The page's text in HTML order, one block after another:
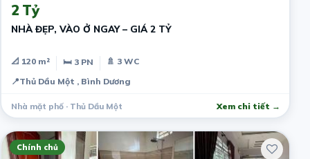
2 Tỷ
NHÀ ĐẸP, VÀO Ở NGAY – GIÁ 2 TỶ
📐 120 m² 🛏 3 PN
🚿 3 WC
📍Thủ Dầu Một , Bình Dương
Nhà mặt phố · Thủ Dầu Một Xem chi tiết →
Chính chủ